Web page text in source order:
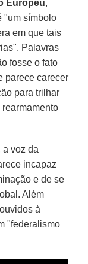
Europeu,
"um símbolo
em que tais
Palavras
fosse o fato
parece carecer
para trilhar
a voz da
incapaz
e de se
Além
à
"federalismo